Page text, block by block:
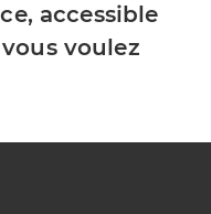
accessible
voulez